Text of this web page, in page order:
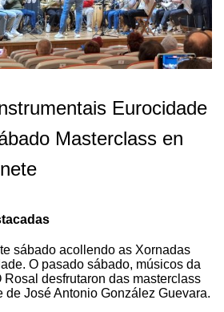
Eurocidade
Masterclass en
sábado acollendo as Xornadas
O pasado sábado, músicos da
Rosal desfrutaron das masterclass
José Antonio González Guevara.